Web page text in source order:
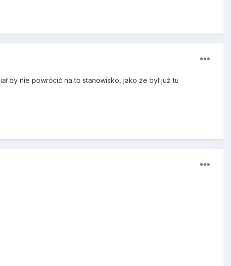
by nie powrócić na to stanowisko, jako że był już tu